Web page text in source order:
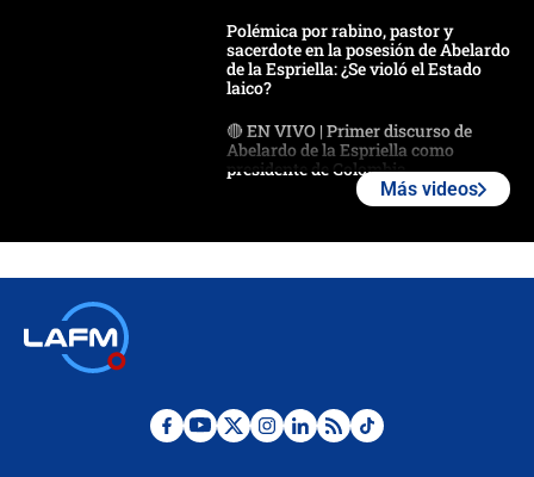
Polémica por rabino, pastor y
sacerdote en la posesión de Abelardo
de la Espriella: ¿Se violó el Estado
laico?
🔴 EN VIVO | Primer discurso de
Abelardo de la Espriella como
presidente de Colombia
Desde dermatitis hasta infecciones:
Más videos